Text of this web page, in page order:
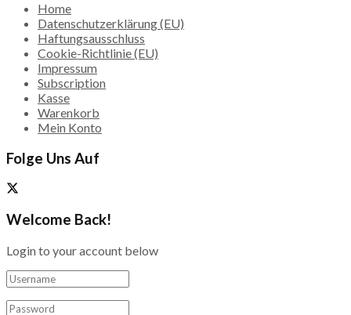
Home
Datenschutzerklärung (EU)
Haftungsausschluss
Cookie-Richtlinie (EU)
Impressum
Subscription
Kasse
Warenkorb
Mein Konto
Folge Uns Auf
Welcome Back!
Login to your account below